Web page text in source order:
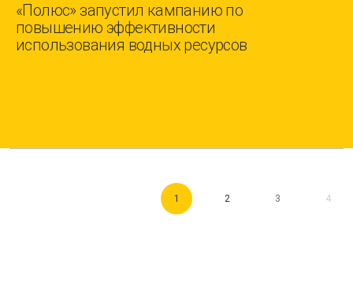
«Полюс» запустил кампанию по
повышению эффективности
использования водных ресурсов
1 2 3 4